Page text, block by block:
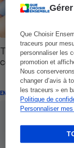
Que Choisir
traceurs pour
personnaliser les
promotion et
Nous
changer d’avis à
les traceurs » en
Politique de
Personnaliser
Traitement du
contrôlées par
ENQUÊTE